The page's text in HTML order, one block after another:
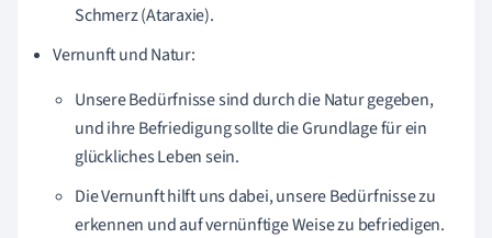
Schmerz (Ataraxie).
Vernunft und Natur:
Unsere Bedürfnisse sind durch die Natur gegeben,
und ihre Befriedigung sollte die Grundlage für ein
glückliches Leben sein.
Die Vernunft hilft uns dabei, unsere Bedürfnisse zu
erkennen und auf vernünftige Weise zu befriedigen.